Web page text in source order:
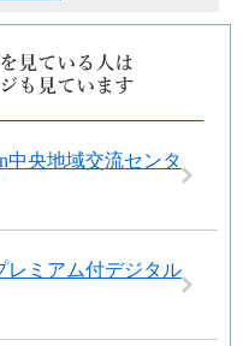
中央地域交流センタ
ミアム付デジタル